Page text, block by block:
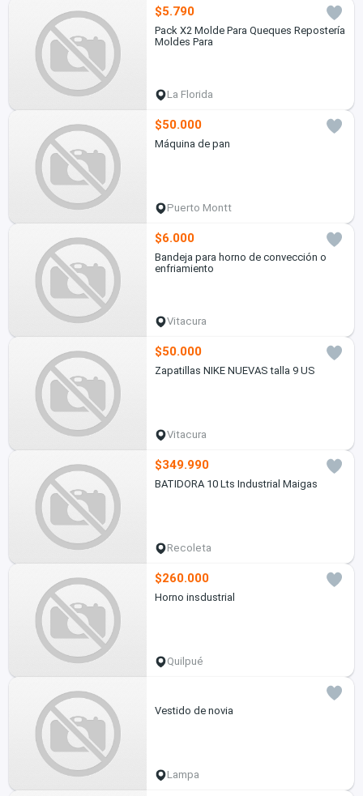
$5.790
Pack X2 Molde Para Queques Repostería
Moldes Para
La Florida
$50.000
Máquina de pan
Puerto Montt
$6.000
Bandeja para horno de convección o
enfriamiento
Vitacura
$50.000
Zapatillas NIKE NUEVAS talla 9 US
Vitacura
$349.990
BATIDORA 10 Lts Industrial Maigas
Recoleta
$260.000
Horno insdustrial
Quilpué
Vestido de novia
Lampa